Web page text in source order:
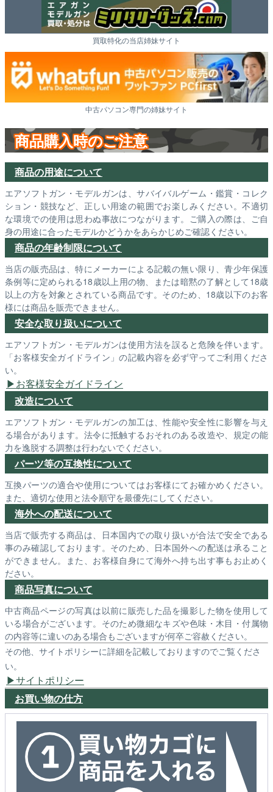
買取特化の当店姉妹サイト
中古パソコン専門の姉妹サイト
商品購入時のご注意
商品の用途について
エアソフトガン・モデルガンは、サバイバルゲーム・鑑賞・コレク
ション・競技など、正しい用途の範囲でお楽しみください。不適切
な環境での使用は思わぬ事故につながります。ご購入の際は、ご自
身の用途に合ったモデルかどうかをあらかじめご確認ください。
商品の年齢制限について
当店の販売品は、特にメーカーによる記載の無い限り、青少年保護
条例等に定められる18歳以上用の物、または暗黙の了解として18歳
以上の方を対象とされている商品です。そのため、18歳以下のお客
様には商品を販売できません。
安全な取り扱いについて
エアソフトガン・モデルガンは使用方法を誤ると危険を伴います。
「お客様安全ガイドライン」の記載内容を必ず守ってご利用くださ
い。
お客様安全ガイドライン
改造について
エアソフトガン・モデルガンの加工は、性能や安全性に影響を与え
る場合があります。法令に抵触するおそれのある改造や、規定の能
力を逸脱する調整は行わないでください。
パーツ等の互換性について
互換パーツの適合や使用についてはお客様にてお確かめください。
また、適切な使用と法令順守を最優先にしてください。
海外への配送について
当店で販売する商品は、日本国内での取り扱いが合法で安全である
事のみ確認しております。そのため、日本国外への配送は承ること
ができません。また、お客様自身にて海外へ持ち出す事もお止めく
ださい。
商品写真について
中古商品ページの写真は以前に販売した品を撮影した物を使用して
いる場合がございます。そのため微細なキズや色味・木目・付属物
の内容等に違いのある場合もございますが何卒ご容赦ください。
その他、サイトポリシーに詳細を記載しておりますのでご覧くださ
い。
サイトポリシー
お買い物の仕方